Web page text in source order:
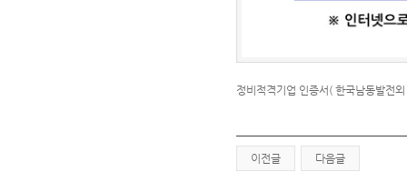
정비적격기업 인증서( 한국남동발전
이전글 다음글